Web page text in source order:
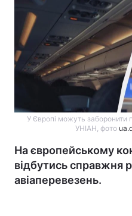
У Європі можуть заборонити
УНІАН, фото
На європейському
відбутись справжня
авіаперевезень.